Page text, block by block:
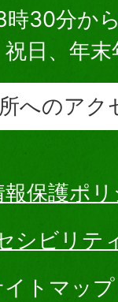
時30分か
祝日、年
へのアク
報保護ポ
シビリテ
イトマップ